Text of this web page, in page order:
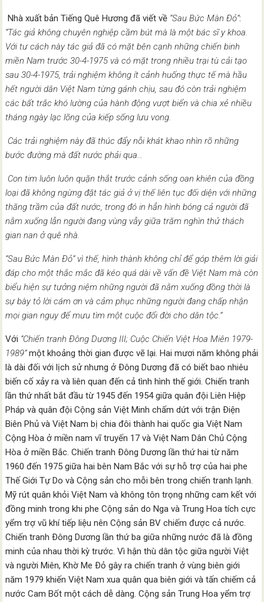
Nhà xuất bản Tiếng Quê Hương đã viết về “Sau Bức Màn Ðỏ”:
“Tác giả không chuyên nghiệp cầm bút mà là một bác sĩ y khoa.
Với tư cách này tác giả đã có mặt bên cạnh những chiến binh
miền Nam trước 30-4-1975 và có mặt trong nhiều trại tù cải tạo
sau 30-4-1975, trải nghiệm không ít cảnh huống thực tế mà hầu
hết người dân Việt Nam từng gánh chịu, sau đó còn trải nghiệm
các bất trắc khó lường của hành động vượt biển và chia xẻ nhiều
tháng ngày lạc lõng của kiếp sống lưu vong.
Các trải nghiệm này đã thúc đẩy nỗi khát khao nhìn rõ những
bước đường mà đất nước phải qua…
Con tim luôn luôn quặn thắt trước cảnh sống oan khiên của đồng
loại đã không ngừng đặt tác giả ở vị thế liên tục đối diện với những
thăng trầm của đất nước, trong đó in hẳn hình bóng cả người đã
nằm xuống lẫn người đang vùng vẫy giữa trăm nghìn thử thách
gian nan ở quê nhà.
“Sau Bức Màn Ðỏ” vì thế, hình thành không chỉ để góp thêm lời giải
đáp cho một thắc mắc đã kéo quá dài về vấn đề Việt Nam mà còn
biểu hiện sự tưởng niệm những người đã nằm xuống đồng thời là
sự bày tỏ lời cám ơn và cảm phục những người đang chấp nhận
mọi gian nguy để mưu tìm một cuộc đổi đời cho dân tộc.”
Với “Chiến tranh Ðông Dương III; Cuộc Chiến Việt Hoa Miên 1979-
1989”một khoảng thời gian được vẽ lại. Hai mươi năm không phải
là dài đối với lịch sử nhưng ở Ðông Dương đã có biết bao nhiêu
biến cố xảy ra và liên quan đến cả tình hình thế giới. Chiến tranh
lần thứ nhất bắt đầu từ 1945 đến 1954 giữa quân đội Liên Hiệp
Pháp và quân đội Cộng sản Việt Minh chấm dứt với trận Ðiện
Biên Phủ và Việt Nam bị chia đôi thành hai quốc gia Việt Nam
Cộng Hòa ở miền nam vĩ truyến 17 và Việt Nam Dân Chủ Cộng
Hòa ở miền Bắc. Chiến tranh Ðông Dương lần thứ hai từ năm
1960 đến 1975 giữa hai bên Nam Bắc với sự hỗ trợ của hai phe
Thế Giới Tự Do và Cộng sản cho mỗi bên trong chiến tranh lạnh.
Mỹ rút quân khỏi Việt Nam và không tôn trọng những cam kết với
đồng minh trong khi phe Cộng sản do Nga và Trung Hoa tích cực
yểm trợ vũ khí tiếp liệu nên Cộng sản BV chiếm được cả nước.
Chiến tranh Ðông Dương lần thứ ba giữa những nước đã là đồng
minh của nhau thời kỳ trước. Vì hận thù dân tộc giữa người Việt
và người Miên, Khờ Me Ðỏ gây ra chiến tranh ở vùng biên giới
năm 1979 khiến Việt Nam xua quân qua biên giới và tấn chiếm cả
nước Cam Bốt một cách dễ dàng. Cộng sản Trung Hoa yểm trợ